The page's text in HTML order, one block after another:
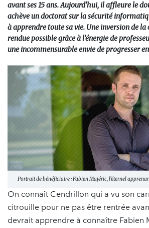
avant ses 15 ans. Aujourd’hui, il affleure le
achève un doctorat sur la sécurité
à apprendre toute sa vie. Une inversion de la
rendue possible grâce à l’énergie de
une incommensurable envie de progresser
Portrait de bénéficiaire : Fabien Majéric, l’éternel
On connaît Cendrillon qui a vu son
citrouille pour ne pas être rentrée
devrait apprendre à connaître Fabien